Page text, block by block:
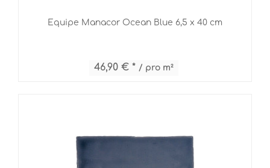
Equipe Manacor Ocean Blue 6,5 x 40 cm
46,90 € * / pro m²